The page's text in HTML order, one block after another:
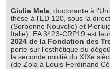
Giulia Mela, doctorante à
thèse à l'ED 120, sous la
(Sorbonne Nouvelle) et
Italie), EA 3423-CRP19 est
2024 de la Fondation des
porte sur l'esthétique du
la seconde moitié du XIXe
(de Zola à Louis-Ferdinand